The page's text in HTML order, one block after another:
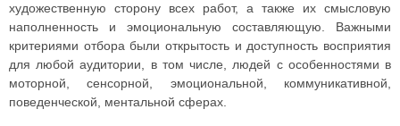
художественную сторону всех работ, а также их смысловую
наполненность и эмоциональную составляющую. Важными
критериями отбора были открытость и доступность восприятия
для любой аудитории, в том числе, людей с особенностями в
моторной, сенсорной, эмоциональной, коммуникативной,
поведенческой, ментальной сферах.